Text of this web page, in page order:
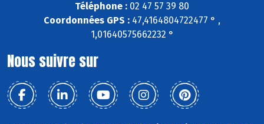
Téléphone : 02 47 57 39 80
Coordonnées GPS : 47,4164804722477 ° ,
1,01640575662232 °
Nous suivre sur